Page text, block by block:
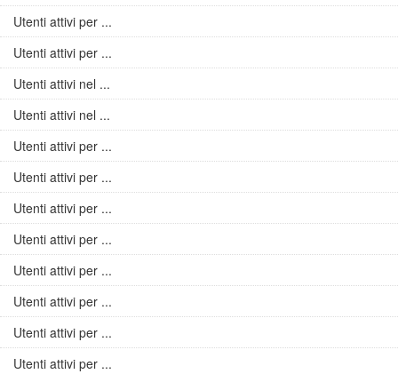
Utenti attivi per ...
Utenti attivi per ...
Utenti attivi nel ...
Utenti attivi nel ...
Utenti attivi per ...
Utenti attivi per ...
Utenti attivi per ...
Utenti attivi per ...
Utenti attivi per ...
Utenti attivi per ...
Utenti attivi per ...
Utenti attivi per ...